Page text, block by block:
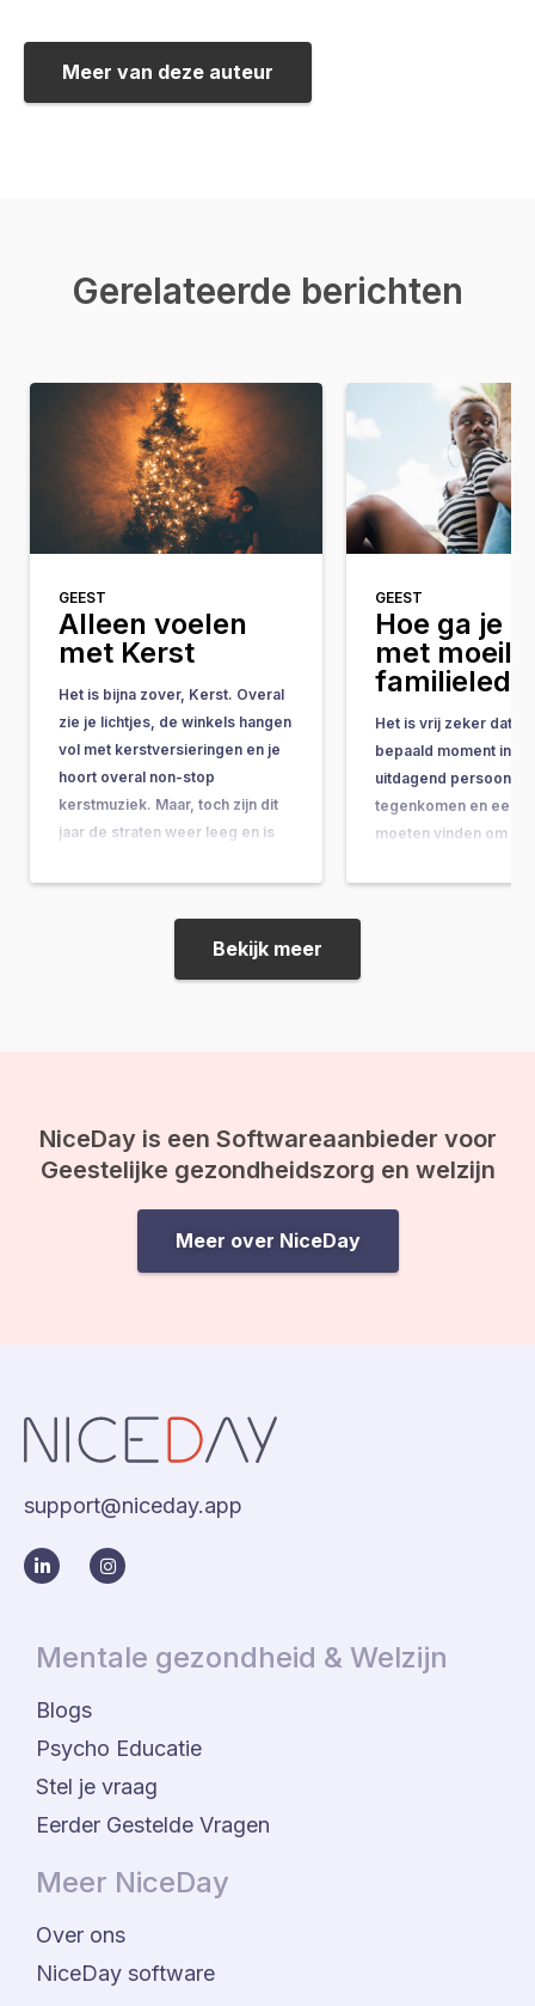
Meer van deze auteur
Gerelateerde berichten
GEEST
Alleen voelen
met Kerst
Het is bijna zover, Kerst. Overal
zie je lichtjes, de winkels hangen
vol met kerstversieringen en je
hoort overal non-stop
kerstmuziek. Maar, toch zijn dit
jaar de straten weer leeg en is
Misschien maak je je klaar voor
het kerstdiner met (een deel
GEEST
Hoe ga je
met
Het is vrij zeker dat je
bepaald moment in je
uitdagend persoon
tegenkomen en een
moeten vinden om
denken: “Waarom
Bekijk meer
NiceDay is een Softwareaanbieder voor
Geestelijke gezondheidszorg en welzijn
Meer over NiceDay
support@niceday.app
Mentale gezondheid & Welzijn
Blogs
Psycho Educatie
Stel je vraag
Eerder Gestelde Vragen
Meer NiceDay
Over ons
NiceDay software